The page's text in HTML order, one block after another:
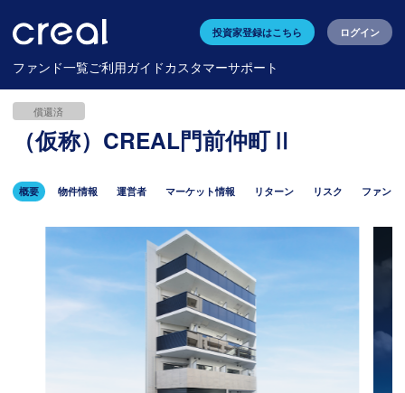
投資家登録はこちら ログイン
ファンド一覧ご利用ガイドカスタマーサポート
償還済
（仮称）CREAL門前仲町Ⅱ
概要 物件情報 運営者 マーケット情報 リターン リスク ファンド